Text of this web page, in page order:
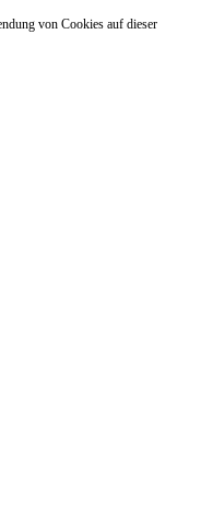
von Cookies auf dieser